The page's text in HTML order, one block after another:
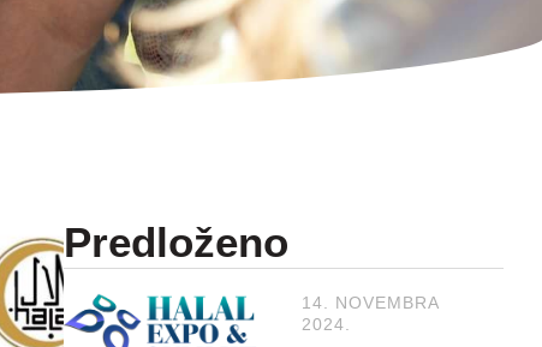
Predloženo
14. NOVEMBRA
2024.